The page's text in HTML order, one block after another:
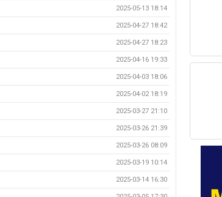
2025-05-13 18:14
2025-04-27 18:42
2025-04-27 18:23
2025-04-16 19:33
2025-04-03 18:06
2025-04-02 18:19
2025-03-27 21:10
2025-03-26 21:39
2025-03-26 08:09
2025-03-19 10:14
2025-03-14 16:30